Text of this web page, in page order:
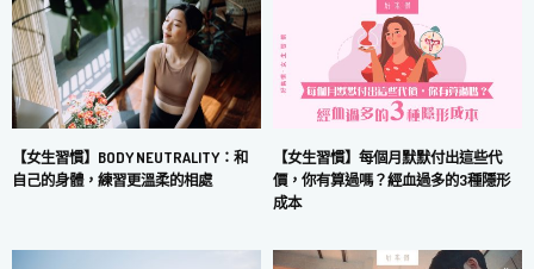
【女生習慣】BODY NEUTRALITY：和
自己的身體，練習更溫柔的相處
【女生習慣】每個月默默付出這些代
價，你有算過嗎？經血過多的3種隱形
成本